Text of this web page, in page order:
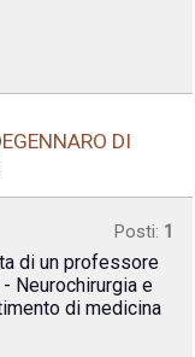
DI
Posti: 1
di un professore
Neurochirurgia e
di medicina